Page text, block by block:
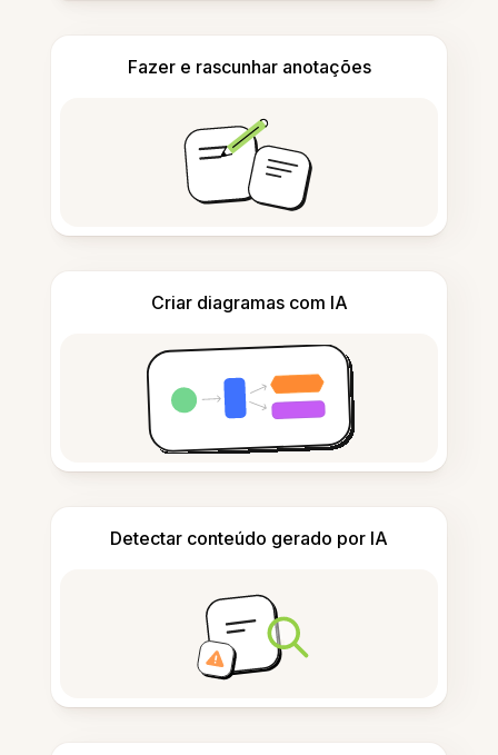
Fazer e rascunhar anotações
Criar diagramas com IA
Detectar conteúdo gerado por IA